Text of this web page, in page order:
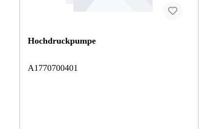
Hochdruckpumpe
A1770700401